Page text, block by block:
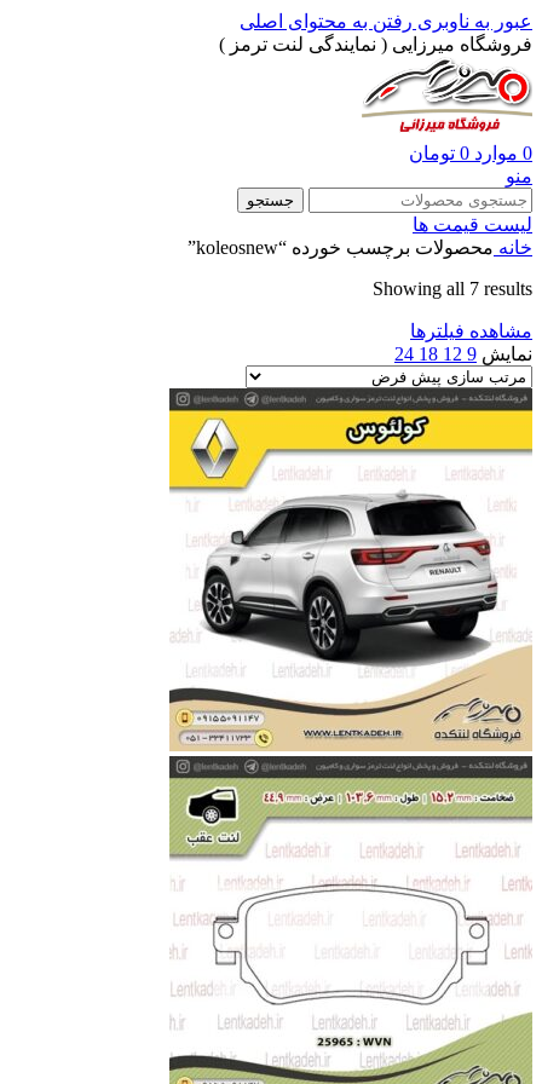
عبور به ناوبری رفتن به محتوای اصلی
فروشگاه میرزایی ( نمایندگی لنت ترمز )
0 موارد 0 تومان
منو
جستجو
لیست قیمت ها
خانه محصولات برچسب خورده “koleosnew”
Showing all 7 results
مشاهده فیلترها
نمایش 9
12
18
24